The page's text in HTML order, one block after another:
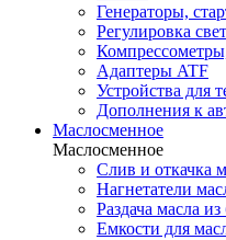
Генераторы,
Регулировка
Адаптеры ATF
Устройства для
Дополнения к
Маслосменное
Маслосменное
Слив и откачка
Нагнетатели
Раздача масла из
Емкости для